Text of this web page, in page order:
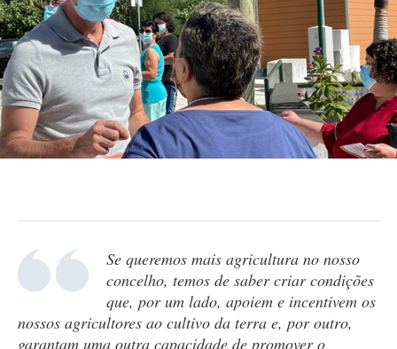
Se queremos mais agricultura no nosso
concelho, temos de saber criar condições
que, por um lado, apoiem e incentivem os
nossos agricultores ao cultivo da terra e, por outro,
garantam uma outra capacidade de promover o